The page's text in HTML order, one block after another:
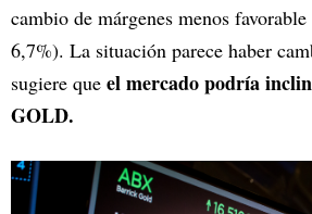
cambio de márgenes menos
6,7%). La situación parece haber
sugiere que el mercado podría
GOLD.